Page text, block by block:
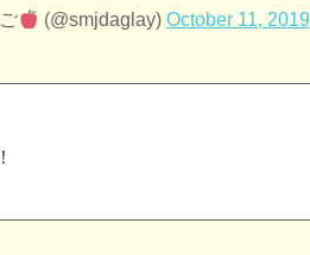
(@smjdaglay) October 11, 2019